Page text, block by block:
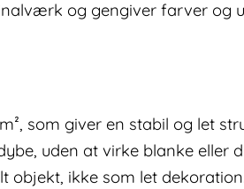
og gengiver farver og
som giver en stabil og let
uden at virke blanke eller
objekt, ikke som let